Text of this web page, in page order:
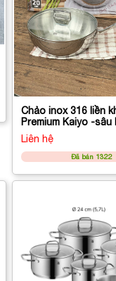
Chảo inox 316 liền
Premium Kaiyo -sâu
vung kính
Liên hệ
Đã bán 1322